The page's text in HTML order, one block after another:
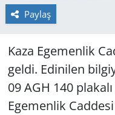
Paylaş
Kaza Egemenlik
geldi. Edinilen
09 AGH 140
Egemenlik
POLİTİKA
SAĞLIK
SİYASET